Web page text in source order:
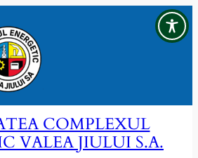
COMPLEXUL
VALEA JIULUI S.A.